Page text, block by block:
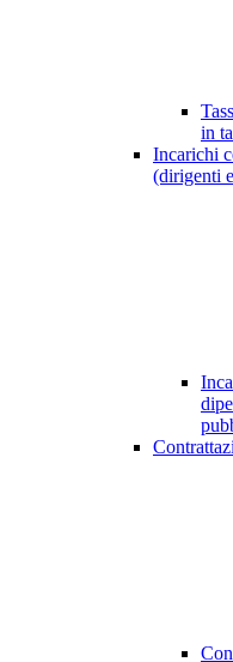
in
Incarichi
(dirigenti